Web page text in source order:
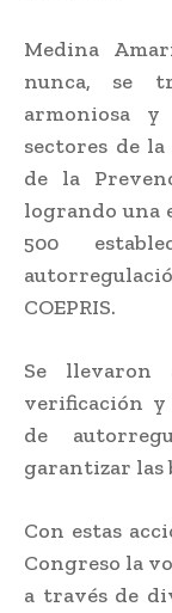
Medina
nunca, se
armoniosa
sectores de
de la
logrando una
500
COEPRIS.
Se
verificación
de
garantizar las
Con estas
Congreso la
a través de